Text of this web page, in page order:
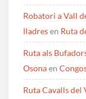
Robatori a Vall
lladresen Ruta
Ruta als
Osonaen
Ruta Cavalls del